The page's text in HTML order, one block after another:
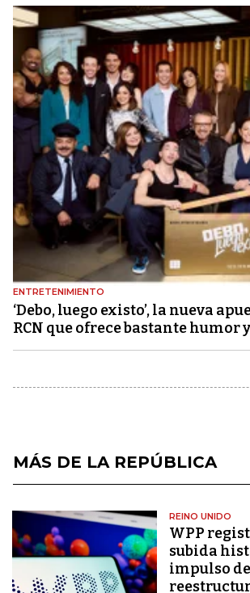
ENTRETENIMIENTO
‘Debo, luego existo’, la nueva
RCN que ofrece bastante humor
MÁS DE LA REPÚBLICA
REINO UNIDO
WPP
subida
impulso